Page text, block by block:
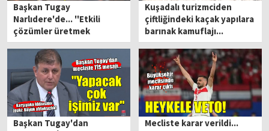
Başkan Tugay
Narlıdere'de... ''Etkili
çözümler üretmek
zorundayız''
Kuşadalı turizmciden
çiftliğindeki kaçak yapılara
barınak kamuflajı...
Başkan Tugay'dan
Mecliste karar verildi...